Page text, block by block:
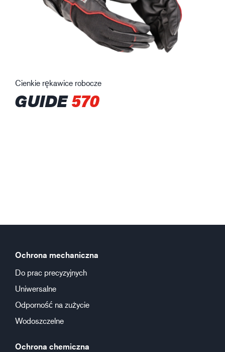
Cienkie rękawice robocze
GUIDE570
Ochrona mechaniczna
Do prac precyzyjnych
Uniwersalne
Odporność na zużycie
Wodoszczelne
Ochrona chemiczna